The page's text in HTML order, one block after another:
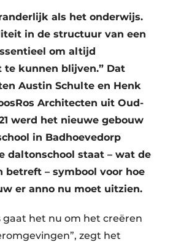
als het onderwijs.
in de structuur van een
om altijd
kunnen blijven.” Dat
Austin Schulte en Henk
Architecten uit Oud-
werd het nieuwe gebouw
in Badhoevedorp
daltonschool staat – wat de
betreft – symbool voor hoe
er anno nu moet uitzien.
gaat het nu om het creëren
zegt het